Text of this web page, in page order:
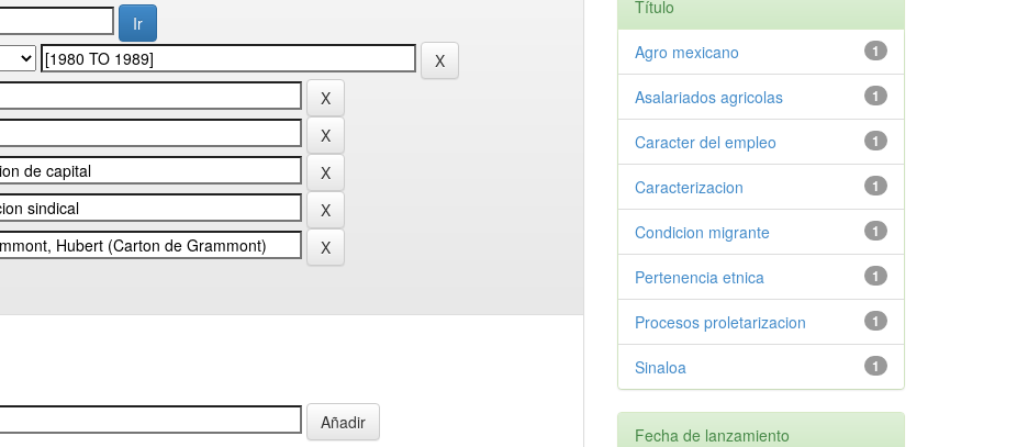
Título
1
Agro mexicano
1
Asalariados agricolas
1
Caracter del empleo
1
Caracterizacion
1
Condicion migrante
1
Pertenencia etnica
1
Procesos proletarizacion
1
Sinaloa
Fecha de lanzamiento